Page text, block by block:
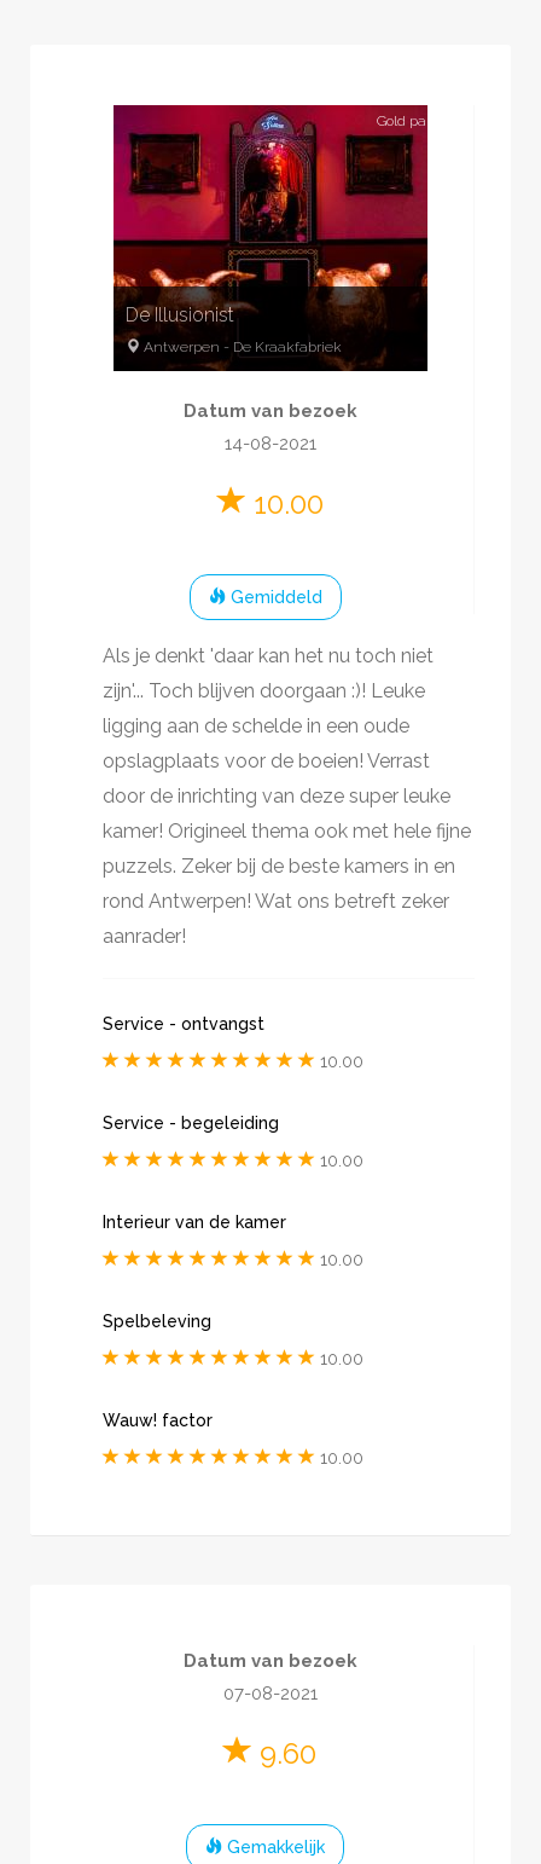
Gold partner
De Illusionist
Antwerpen - De Kraakfabriek
Magie
Datum van bezoek
14-08-2021
10.00
Gemiddeld
Als je denkt 'daar kan het nu toch niet
zijn'... Toch blijven doorgaan :)! Leuke
ligging aan de schelde in een oude
opslagplaats voor de boeien! Verrast
door de inrichting van deze super leuke
kamer! Origineel thema ook met hele fijne
puzzels. Zeker bij de beste kamers in en
rond Antwerpen! Wat ons betreft zeker
aanrader!
Service - ontvangst
10.00
Service - begeleiding
10.00
Interieur van de kamer
10.00
Spelbeleving
10.00
Wauw! factor
10.00
Datum van bezoek
07-08-2021
9.60
Gemakkelijk